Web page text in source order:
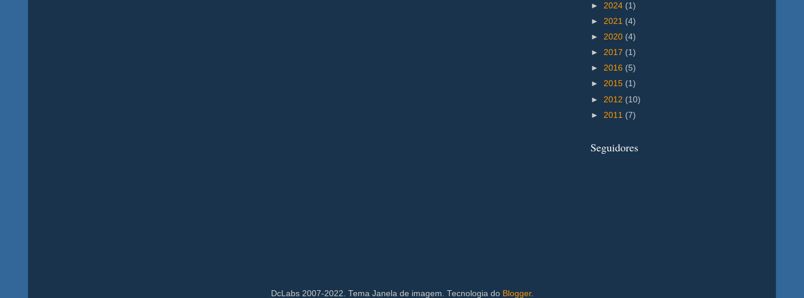
► 2024 (1)
► 2021 (4)
► 2020 (4)
► 2017 (1)
► 2016 (5)
► 2015 (1)
► 2012 (10)
► 2011 (7)
Seguidores
DcLabs 2007-2022. Tema Janela de imagem. Tecnologia do Blogger.